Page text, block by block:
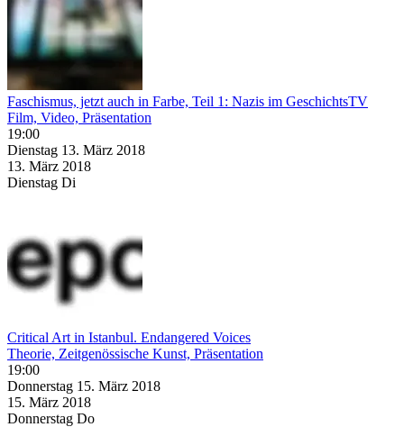
Faschismus, jetzt auch in Farbe, Teil 1: Nazis im GeschichtsTV
Film, Video, Präsentation
19:00
Dienstag 13. März 2018
13. März 2018
Dienstag Di
Critical Art in Istanbul. Endangered Voices
Theorie, Zeitgenössische Kunst, Präsentation
19:00
Donnerstag 15. März 2018
15. März 2018
Donnerstag Do